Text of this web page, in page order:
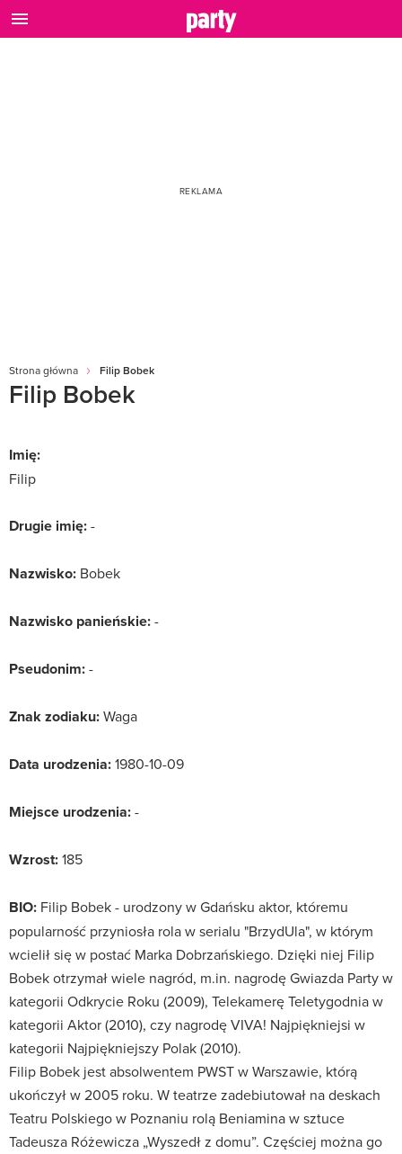
Strona główna Filip Bobek
Filip Bobek
Imię:
Filip
Drugie imię:-
Nazwisko: Bobek
Nazwisko panieńskie:-
Pseudonim:-
Znak zodiaku:Waga
Data urodzenia:1980-10-09
Miejsce urodzenia:-
Wzrost:185
BIO: Filip Bobek - urodzony w Gdańsku aktor, któremu
popularność przyniosła rola w serialu "BrzydUla", w którym
wcielił się w postać Marka Dobrzańskiego. Dzięki niej Filip
Bobek otrzymał wiele nagród, m.in. nagrodę Gwiazda Party w
kategorii Odkrycie Roku (2009), Telekamerę Teletygodnia w
kategorii Aktor (2010), czy nagrodę VIVA! Najpiękniejsi w
kategorii Najpiękniejszy Polak (2010).
Filip Bobek jest absolwentem PWST w Warszawie, którą
ukończył w 2005 roku. W teatrze zadebiutował na deskach
Teatru Polskiego w Poznaniu rolą Beniamina w sztuce
Tadeusza Różewicza „Wyszedł z domu”. Częściej można go